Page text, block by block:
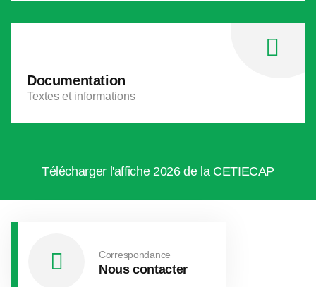
Documentation
Textes et informations
Télécharger l'affiche 2026 de la CETIECAP
Correspondance
Nous contacter